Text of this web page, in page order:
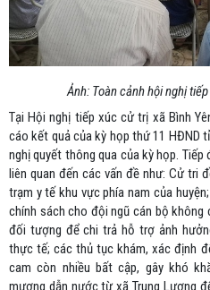
Ảnh: Toàn cảnh hội nghị
Tại Hội nghị tiếp xúc cử trị xã Bình
cáo kết quả của kỳ họp thứ 11 HĐND
nghị quyết thông qua của kỳ họp.
liên quan đến các vấn đề như: Cử tri
trạm y tế khu vực phía nam của
chính sách cho đội ngũ cán bộ
đối tượng để chi trả hỗ trợ ảnh
thực tế; các thủ tục khám, xác định
cam còn nhiều bất cập, gây khó
mương dẫn nước từ xã Trung Lương